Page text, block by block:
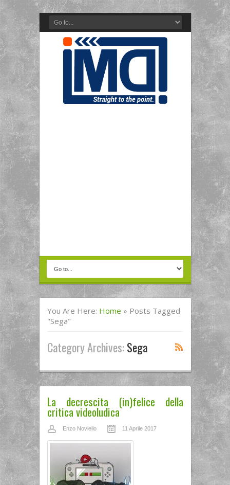
You Are Here: Home » Posts Tagged
"sega"
Category Archives:Sega
La decrescita (in)felice della
critica videoludica
Enzo Noviello 11 Aprile 2017